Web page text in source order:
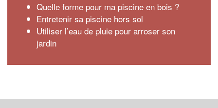
Quelle forme pour ma piscine en bois ?
Entretenir sa piscine hors sol
Utiliser l’eau de pluie pour arroser son
jardin